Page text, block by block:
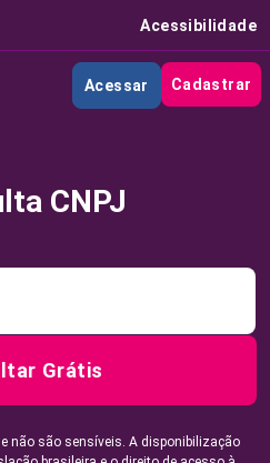
Acessibilidade
Acessar Cadastrar
CNPJ
Grátis
não são sensíveis. A disponibilização